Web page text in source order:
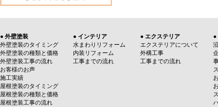
● 外壁塗装
外壁塗装のタイミング
外壁塗装の種類と価格
外壁塗装工事の流れ
お客様のお声
施工実績
屋根塗装のタイミング
屋根塗装の種類と価格
屋根塗装工事の流れ
● インテリア
水まわりリフォーム
内装リフォーム
工事までの流れ
● エクステリア
エクステリアについて
外構工事
工事までの流れ
●